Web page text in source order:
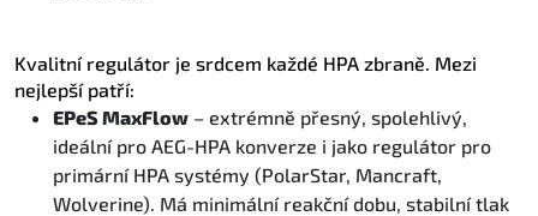
Kvalitní regulátor je srdcem každé HPA zbraně. Mezi
nejlepší patří:
EPeS MaxFlow – extrémně přesný, spolehlivý,
ideální pro AEG-HPA konverze i jako regulátor pro
primární HPA systémy (PolarStar, Mancraft,
Wolverine). Má minimální reakční dobu, stabilní tlak